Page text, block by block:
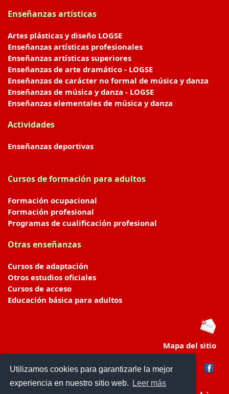
Utilizamos cookies para garantizarle la mejor
experiencia en nuestro sitio web.
Leer más
Enseñanzas artísticas
Artes plásticas y diseño LOGSE
Enseñanzas artísticas profesionales
Enseñanzas artísticas superiores
Enseñanzas de arte dramático - LOGSE
Enseñanzas de carácter no formal de música y danza
Enseñanzas de música y danza - LOGSE
Enseñanzas elementales de música y danza
Actividades
Enseñanzas deportivas
Cursos de formación para adultos
Formación ocupacional
Formación profesional
Programas de cualificación profesional
Otras enseñanzas
Cursos de adaptación
Otros estudios oficiales
Cursos de acceso
Educación básica para adultos
Mapa del sitio